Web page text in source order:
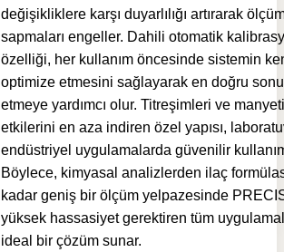
değişikliklere karşı duyarlılığı artırarak
sapmaları engeller. Dahili otomatik
özelliği, her kullanım öncesinde sistemin
optimize etmesini sağlayarak en doğru
etmeye yardımcı olur. Titreşimleri ve
etkilerini en aza indiren özel yapısı,
endüstriyel uygulamalarda güvenilir
Böylece, kimyasal analizlerden ilaç
kadar geniş bir ölçüm yelpazesinde
yüksek hassasiyet gerektiren tüm
ideal bir çözüm sunar.